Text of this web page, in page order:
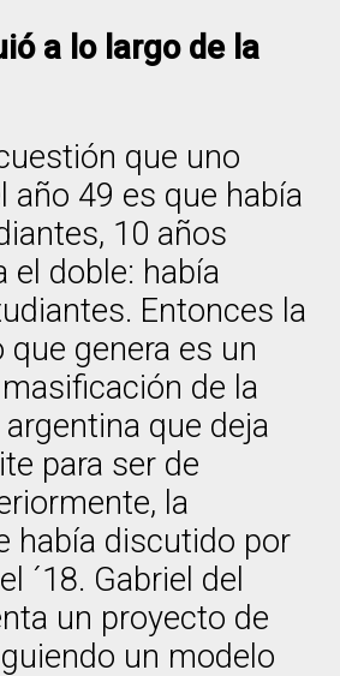
a lo largo de la
que uno
año 49 es que había
10 años
el doble: había
Entonces la
genera es un
de la
que deja
para ser de
la
había discutido por
´18. Gabriel del
un proyecto de
un modelo